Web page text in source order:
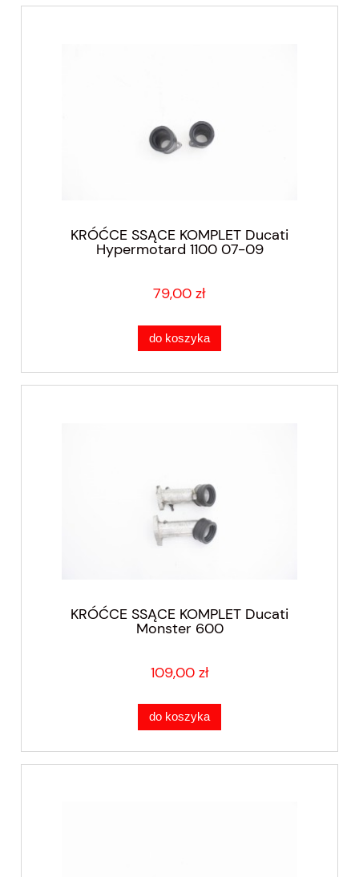
KRÓĆCE SSĄCE KOMPLET Ducati
Hypermotard 1100 07-09
79,00 zł
do koszyka
KRÓĆCE SSĄCE KOMPLET Ducati
Monster 600
109,00 zł
do koszyka